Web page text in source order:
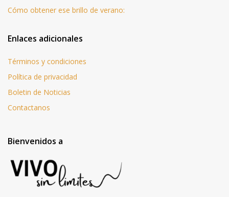
Cómo obtener ese brillo de verano:
Enlaces adicionales
Términos y condiciones
Política de privacidad
Boletin de Noticias
Contactanos
Bienvenidos a